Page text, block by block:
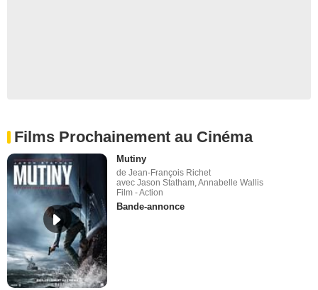
Films Prochainement au Cinéma
Mutiny
de Jean-François Richet
avec Jason Statham, Annabelle Wallis
Film - Action
Bande-annonce